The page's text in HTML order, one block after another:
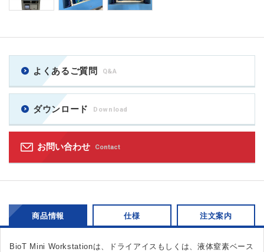
よくあるご質問 Q&A
ダウンロード Download
お問い合わせ Contact
商品情報 仕様 注文案内
BioT Mini Workstationは、ドライアイスもしくは、液体窒素ベース